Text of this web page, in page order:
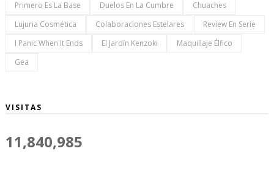
Primero Es La Base
Duelos En La Cumbre
Chuaches
Lujuria Cosmética
Colaboraciones Estelares
Review En Serie
I Panic When It Ends
El Jardín Kenzoki
Maquillaje Élfico
Gea
VISITAS
11,840,985